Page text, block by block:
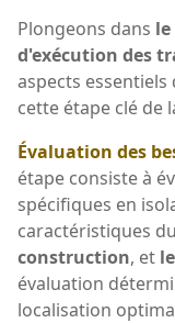
Plongeons dans
d'exécution des
aspects
cette étape clé de
Évaluation des
étape consiste à
spécifiques en
caractéristiques du
construction, et
évaluation
localisation